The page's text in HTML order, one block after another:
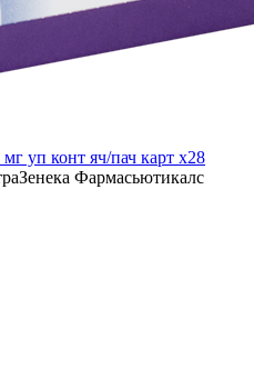
уп конт яч/пач карт x28
Фармасьютикалс